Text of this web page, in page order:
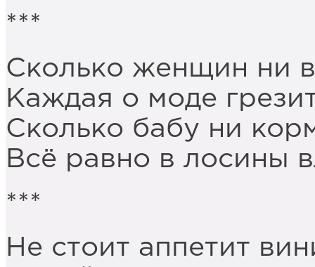
***
Сколько женщин ни
Каждая о моде
Сколько бабу ни
Всё равно в лосины
***
Не стоит аппетит